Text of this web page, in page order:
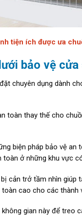
tiện ích được ưa
bảo vệ cửa
chuyên dụng dành
toàn thay thế cho
biện pháp bảo vệ an
ở những khu vực
cản trở tầm nhìn giúp
cao cho các thành
gian này để treo